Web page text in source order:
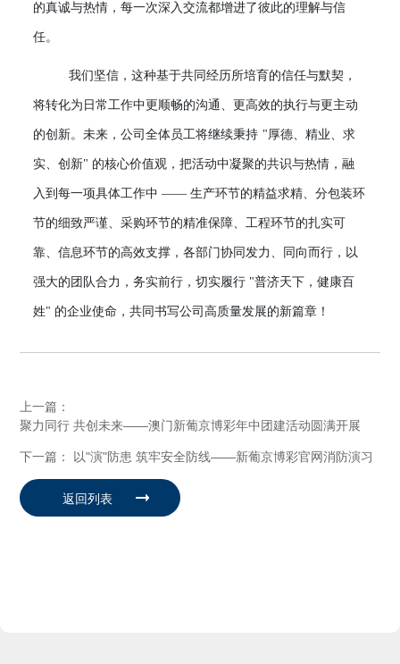
的真诚与热情，每一次深入交流都增进了彼此的理解与信
任。
我们坚信，这种基于共同经历所培育的信任与默契，
将转化为日常工作中更顺畅的沟通、更高效的执行与更主动
的创新。未来，公司全体员工将继续秉持 "厚德、精业、求
实、创新" 的核心价值观，把活动中凝聚的共识与热情，融
入到每一项具体工作中 —— 生产环节的精益求精、分包装环
节的细致严谨、采购环节的精准保障、工程环节的扎实可
靠、信息环节的高效支撑，各部门协同发力、同向而行，以
强大的团队合力，务实前行，切实履行 "普济天下，健康百
姓" 的企业使命，共同书写公司高质量发展的新篇章！
上一篇：
聚力同行 共创未来——澳门新葡京博彩年中团建活动圆满开展
下一篇： 以"演"防患 筑牢安全防线——新葡京博彩官网消防演习